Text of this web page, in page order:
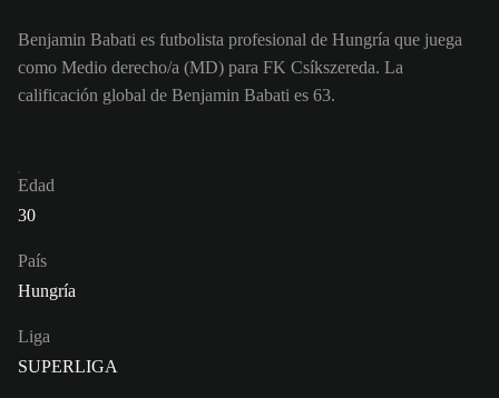
Benjamin Babati es futbolista profesional de Hungría que juega
como Medio derecho/a (MD) para FK Csíkszereda. La
calificación global de Benjamin Babati es 63.
Edad
30
País
Hungría
Liga
SUPERLIGA